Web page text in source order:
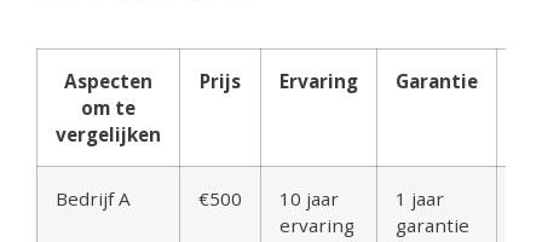
Aspecten
om te
vergelijken
Prijs Ervaring Garantie
Bedrijf A €500
10 jaar
ervaring
1 jaar
garantie